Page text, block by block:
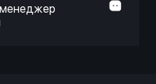
менеджер